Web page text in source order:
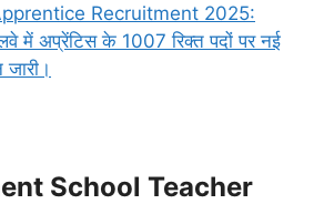
Recruitment 2025:
में अप्रेंटिस के 1007 रिक्त पदों पर नई
School Teacher